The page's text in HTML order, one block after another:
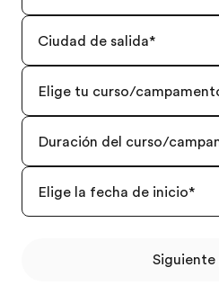
Ciudad de salida*
Elige tu curso/
Duración del curso/
Elige la fecha de inicio*
Siguiente